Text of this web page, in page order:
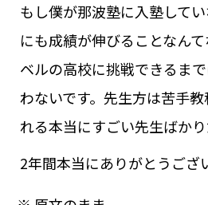
もし僕が那波塾に入塾して
にも成績が伸びることなん
ベルの高校に挑戦できるま
わないです。先生方は苦手
れる本当にすごい先生ばかり
2年間本当にありがとうござ